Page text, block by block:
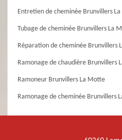
Entretien de cheminée Brunvillers
Tubage de cheminée Brunvillers La
Réparation de cheminée Brunvillers
Ramonage de chaudière Brunvillers
Ramoneur Brunvillers La Motte
Ramonage de cheminée Brunvillers